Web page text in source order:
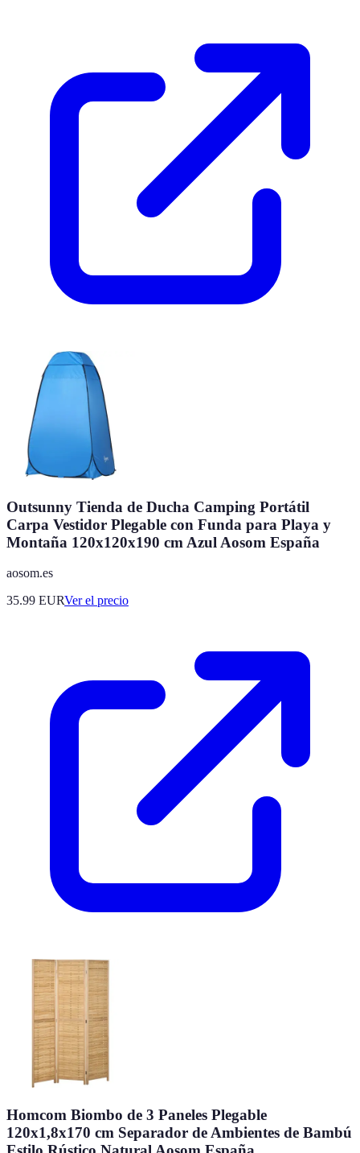
Outsunny Tienda de Ducha Camping Portátil
Carpa Vestidor Plegable con Funda para Playa y
Montaña 120x120x190 cm Azul Aosom España
aosom.es
35.99 EURVer el precio
Homcom Biombo de 3 Paneles Plegable
120x1,8x170 cm Separador de Ambientes de Bambú